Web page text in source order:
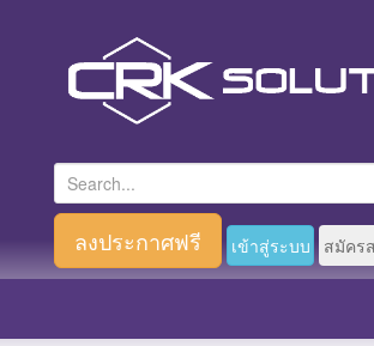
e
r
ลงประกาศฟรี เข้าสู่ระบบ สมัคร